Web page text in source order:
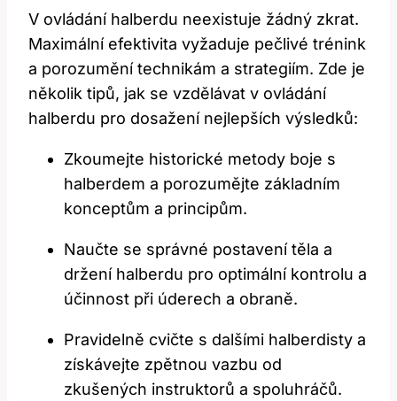
V ovládání halberdu neexistuje⁣ žádný zkrat.
Maximální ⁢efektivita vyžaduje pečlivé ⁤trénink
a porozumění ‌technikám a strategiím. Zde je
několik tipů, jak ‍se vzdělávat v⁤ ovládání
⁢halberdu pro ⁢dosažení nejlepších ‌výsledků:
Zkoumejte historické metody boje s
halberdem⁣ a porozumějte základním
konceptům a principům.
Naučte se správné⁣ postavení těla a
držení halberdu pro⁤ optimální kontrolu a
účinnost ‍při úderech a obraně.
Pravidelně cvičte s dalšími halberdisty ⁣a‍
získávejte zpětnou vazbu od⁢
zkušených instruktorů a​ spoluhráčů.